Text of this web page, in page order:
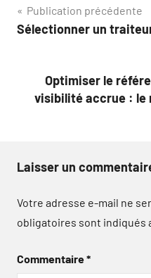
Navigation
de
Publication précédente
Sélectionner un
Optimiser le
visibilité accrue : le
Laisser un
Votre adresse e-mail ne
obligatoires sont indiqués
Commentaire*